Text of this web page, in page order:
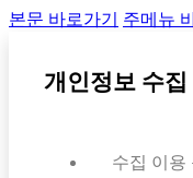
본문 바로가기 주메뉴
개인정보 수집
수집 이용